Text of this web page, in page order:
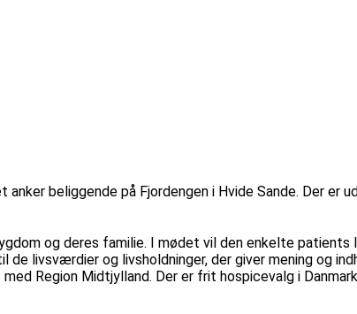
beliggende på Fjordengen i Hvide Sande. Der er
og deres familie. I mødet vil den enkelte patients
de livsværdier og livsholdninger, der giver mening og
Region Midtjylland. Der er frit hospicevalg i